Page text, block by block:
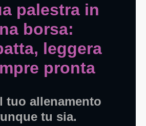
palestra in
borsa:
leggera
pronta
tuo allenamento
tu sia.